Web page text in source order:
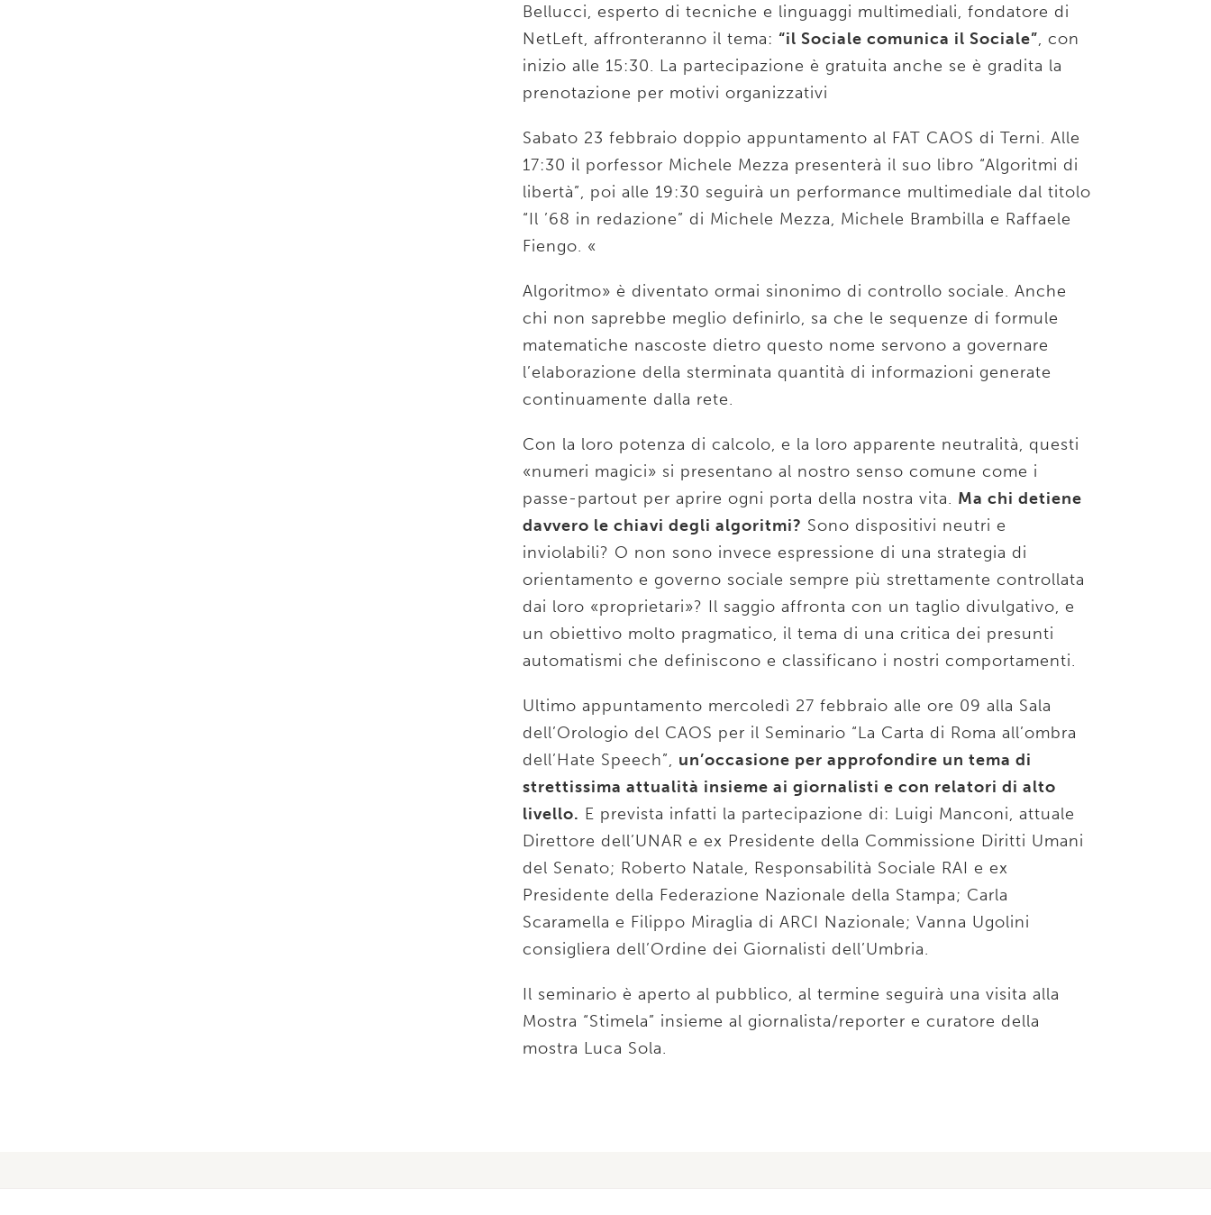
Bellucci, esperto di tecniche e linguaggi multimediali, fondatore di
NetLeft, affronteranno il tema: “il Sociale comunica il Sociale”, con
inizio alle 15:30. La partecipazione è gratuita anche se è gradita la
prenotazione per motivi organizzativi
Sabato 23 febbraio doppio appuntamento al FAT CAOS di Terni. Alle
17:30 il porfessor Michele Mezza presenterà il suo libro “Algoritmi di
libertà”, poi alle 19:30 seguirà un performance multimediale dal titolo
“Il ’68 in redazione” di Michele Mezza, Michele Brambilla e Raffaele
Fiengo. «
Algoritmo» è diventato ormai sinonimo di controllo sociale. Anche
chi non saprebbe meglio definirlo, sa che le sequenze di formule
matematiche nascoste dietro questo nome servono a governare
l’elaborazione della sterminata quantità di informazioni generate
continuamente dalla rete.
Con la loro potenza di calcolo, e la loro apparente neutralità, questi
«numeri magici» si presentano al nostro senso comune come i
passe-partout per aprire ogni porta della nostra vita. Ma chi detiene
davvero le chiavi degli algoritmi? Sono dispositivi neutri e
inviolabili? O non sono invece espressione di una strategia di
orientamento e governo sociale sempre più strettamente controllata
dai loro «proprietari»? Il saggio affronta con un taglio divulgativo, e
un obiettivo molto pragmatico, il tema di una critica dei presunti
automatismi che definiscono e classificano i nostri comportamenti.
Ultimo appuntamento mercoledì 27 febbraio alle ore 09 alla Sala
dell’Orologio del CAOS per il Seminario “La Carta di Roma all’ombra
dell’Hate Speech”, un’occasione per approfondire un tema di
strettissima attualità insieme ai giornalisti e con relatori di alto
livello. E prevista infatti la partecipazione di: Luigi Manconi, attuale
Direttore dell’UNAR e ex Presidente della Commissione Diritti Umani
del Senato; Roberto Natale, Responsabilità Sociale RAI e ex
Presidente della Federazione Nazionale della Stampa; Carla
Scaramella e Filippo Miraglia di ARCI Nazionale; Vanna Ugolini
consigliera dell’Ordine dei Giornalisti dell’Umbria.
Il seminario è aperto al pubblico, al termine seguirà una visita alla
Mostra “Stimela” insieme al giornalista/reporter e curatore della
mostra Luca Sola.